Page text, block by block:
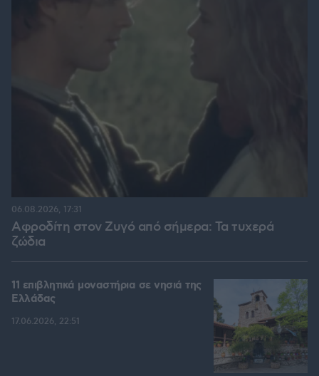
Αφροδίτη στον Ζυγό από σήμερα: Τα τυχερά
ζώδια
06.08.2026, 17:31
11 επιβλητικά μοναστήρια σε νησιά της
Ελλάδας
17.06.2026, 22:51